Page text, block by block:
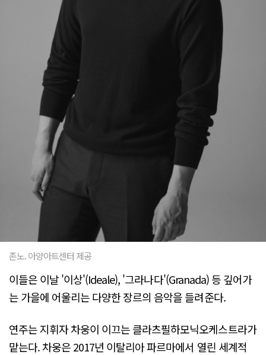
존노. 아양아트센터 제공
이들은 이날 '이상'(Ideale), '그라나다'(Granada) 등 깊어가
는 가을에 어울리는 다양한 장르의 음악을 들려준다.
연주는 지휘자 차웅이 이끄는 클라츠필하모닉오케스트라가
맡는다. 차웅은 2017년 이탈리아 파르마에서 열린 세계적